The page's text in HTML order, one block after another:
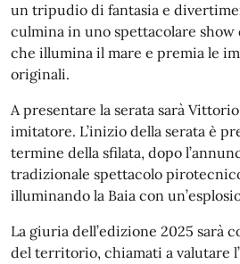
un tripudio di fantasia e
culmina in uno spettacolare
che illumina il mare e premia le
originali.
A presentare la serata sarà
imitatore. L’inizio della serata è
termine della sfilata, dopo
tradizionale spettacolo
illuminando la Baia con
La giuria dell’edizione 2025 sarà
del territorio, chiamati a valutare